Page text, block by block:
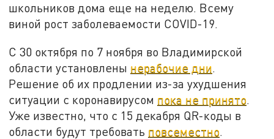
школьников дома еще на неделю. Всему
виной рост заболеваемости COVID-19.
С 30 октября по 7 ноября во Владимирской
области установлены нерабочие дни.
Решение об их продлении из-за ухудшения
ситуации с коронавирусом пока не принято.
Уже известно, что с 15 декабря QR-коды в
области будут требовать повсеместно.